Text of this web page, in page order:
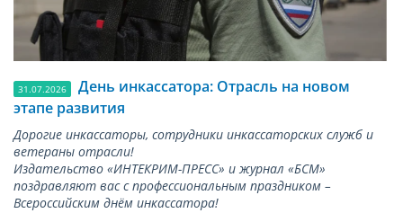
31.07.2026
День инкассатора: Отрасль на новом
этапе развития
Дорогие инкассаторы, сотрудники инкассаторских служб и
ветераны отрасли!
Издательство «ИНТЕКРИМ-ПРЕСС» и журнал «БСМ»
поздравляют вас с профессиональным праздником –
Всероссийским днём инкассатора!